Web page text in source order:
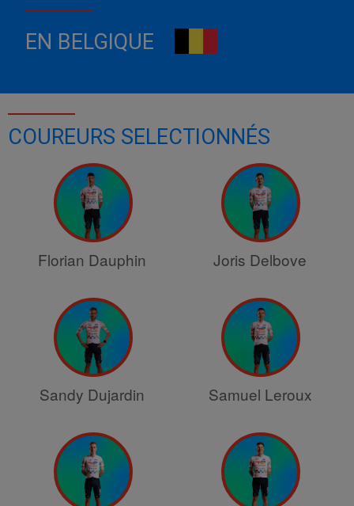
EN BELGIQUE
COUREURS SELECTIONNÉS
Florian Dauphin Joris Delbove
Sandy Dujardin Samuel Leroux